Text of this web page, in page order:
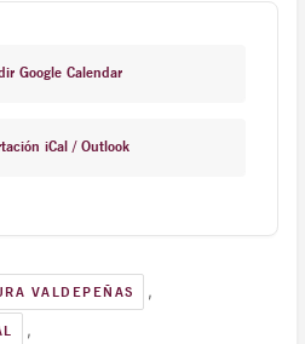
Google Calendar
iCal / Outlook
VALDEPEÑAS ,
,